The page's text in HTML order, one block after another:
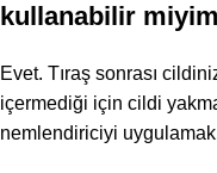
kullanabilir
Evet. Tıraş sonrası
içermediği için cildi
nemlendiriciyi